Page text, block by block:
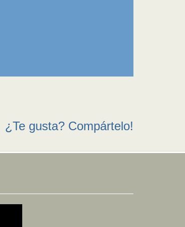
¿Te gusta? Compártelo!